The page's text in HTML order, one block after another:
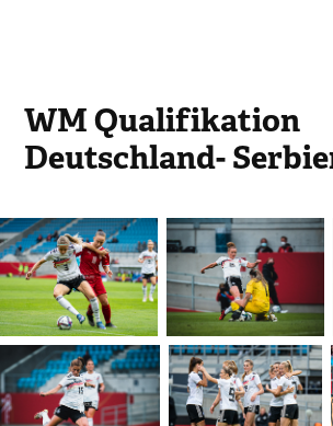
WM Qualifikation
Deutschland-